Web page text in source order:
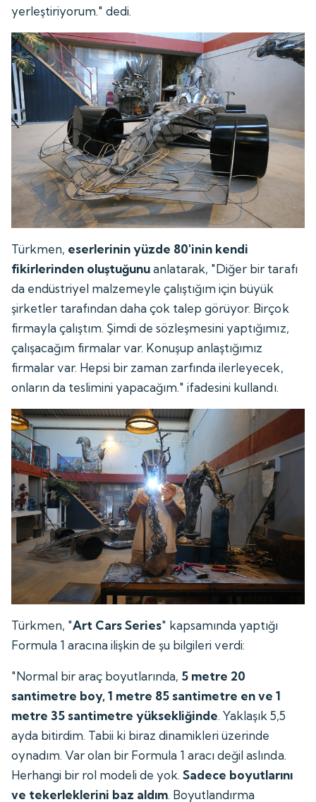
yerleştiriyorum." dedi.
Türkmen, eserlerinin yüzde 80'inin kendi
fikirlerinden oluştuğunuanlatarak, "Diğer bir tarafı
da endüstriyel malzemeyle çalıştığım için büyük
şirketler tarafından daha çok talep görüyor. Birçok
firmayla çalıştım. Şimdi de sözleşmesini yaptığımız,
çalışacağım firmalar var. Konuşup anlaştığımız
firmalar var. Hepsi bir zaman zarfında ilerleyecek,
onların da teslimini yapacağım." ifadesini kullandı.
Türkmen, "Art Cars Series" kapsamında yaptığı
Formula 1 aracına ilişkin de şu bilgileri verdi:
"Normal bir araç boyutlarında, 5 metre 20
santimetre boy, 1 metre 85 santimetre en ve 1
metre 35 santimetre yüksekliğinde. Yaklaşık 5,5
ayda bitirdim. Tabii ki biraz dinamikleri üzerinde
oynadım. Var olan bir Formula 1 aracı değil aslında.
Herhangi bir rol modeli de yok.Sadece boyutlarını
ve tekerleklerini baz aldım. Boyutlandırma